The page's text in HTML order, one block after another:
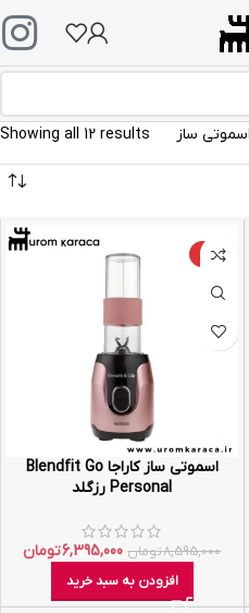
ساز Showing all 12 results
-26%
اسموتی ساز کاراجا Blendfit Go
Personal رزگلد
8,595,000تومان 6,395,000تومان
افزودن به سبد خرید